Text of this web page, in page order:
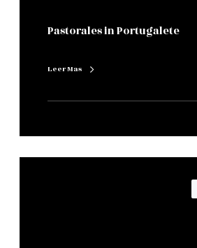
Pastorales in Portugalete
Leer Mas